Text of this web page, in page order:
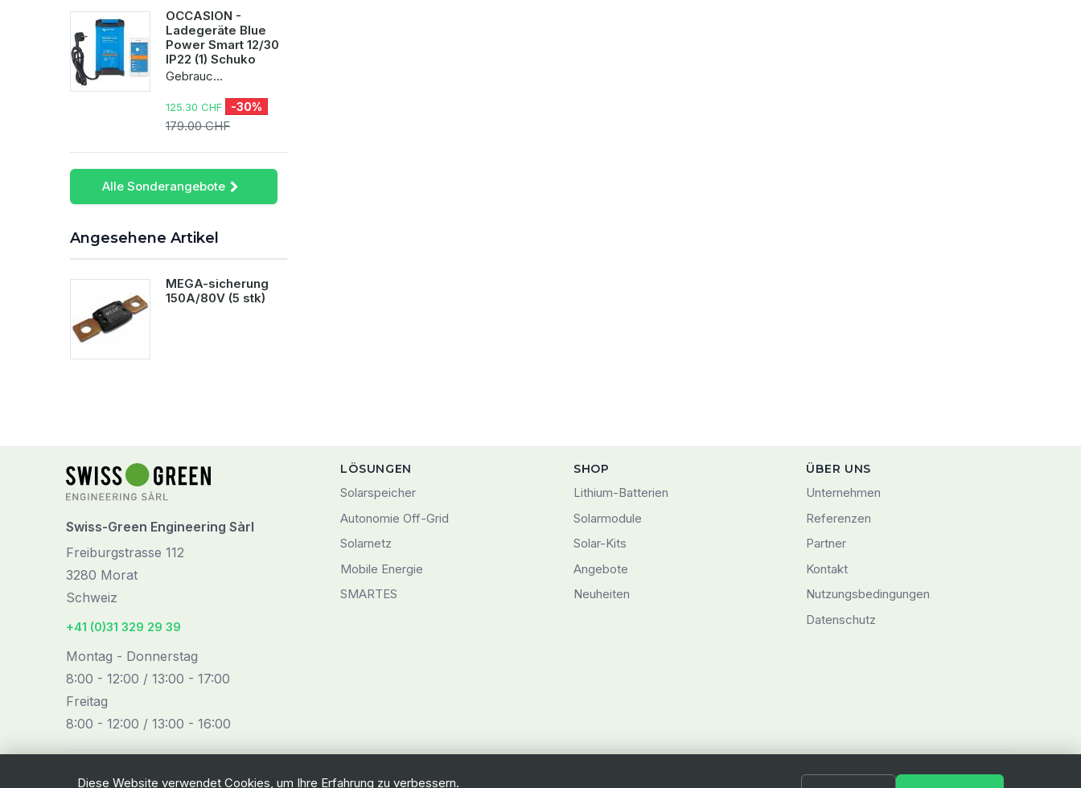
OCCASION -
Ladegeräte Blue
Power Smart 12/30
IP22 (1) Schuko
Gebrauc...
125.30 CHF -30%
179.00 CHF
Alle Sonderangebote
Angesehene Artikel
MEGA-sicherung
150A/80V (5 stk)
Swiss-Green Engineering Sàrl
Freiburgstrasse 112
3280 Morat
Schweiz
+41 (0)31 329 29 39
Montag - Donnerstag
8:00 - 12:00 / 13:00 - 17:00
Freitag
8:00 - 12:00 / 13:00 - 16:00
LÖSUNGEN
Solarspeicher
Autonomie Off-Grid
Solarnetz
Mobile Energie
SMARTES
SHOP
Lithium-Batterien
Solarmodule
Solar-Kits
Angebote
Neuheiten
ÜBER UNS
Unternehmen
Referenzen
Partner
Kontakt
Nutzungsbedingungen
Datenschutz
Diese Website verwendet Cookies, um Ihre Erfahrung zu verbessern.